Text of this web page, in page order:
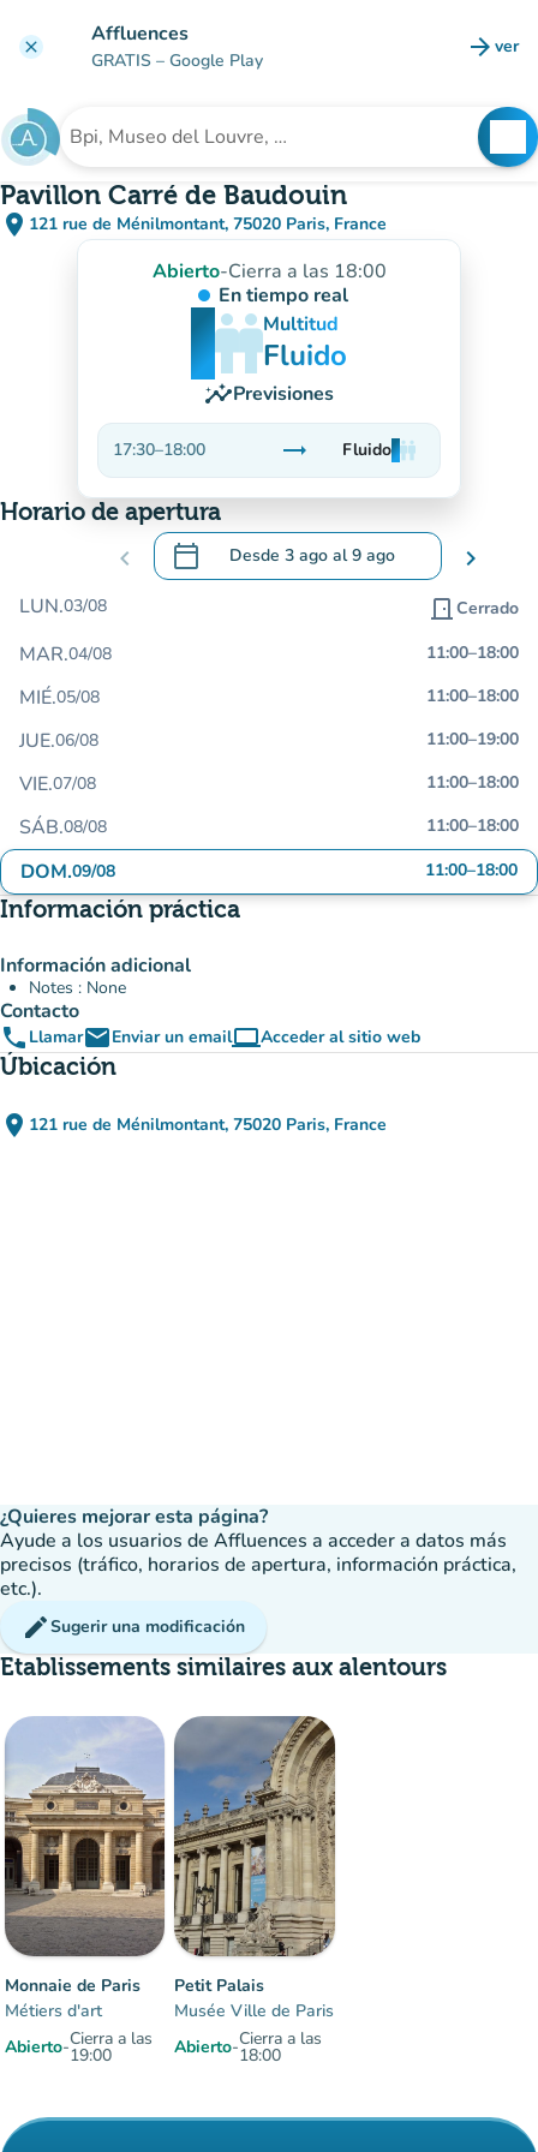
clear Affluences
GRATIS – Google Play arrow_forward ver
Buscar un establecimiento
Pavillon Carré de Baudouin
place 121 rue de Ménilmontant, 75020 Paris, France
(abrir en Google Maps)
(nueva pestaña)
Abierto-Cierra a las 18:00
En tiempo real
man
man
manMultitud
Fluido
insightsPrevisiones
17:30–18:00 trending_flat
Estable
Fluidoman
man
man
Horario de apertura
chevron_left calendar_today Desde 3 ago al9 ago
.Abra el calendario para cambiar las
chevron_right
LUN.03/08 door_front Cerrado
MAR.04/08 11:00–18:00
MIÉ.05/08 11:00–18:00
JUE.06/08 11:00–19:00
VIE.07/08 11:00–18:00
SÁB.08/08 11:00–18:00
DOM.09/08 11:00–18:00
Información práctica
Información adicional
Notes : None
Contacto
phone LlamaremailEnviar un emailcomputerAcceder al sitio web
(nueva pestaña)
Úbicación
place 121 rue de Ménilmontant, 75020 Paris, France
(abrir en Google Maps)
(nueva pestaña)
¿Quieres mejorar esta página?
Ayude a los usuarios de Affluences a acceder a datos más
precisos (tráfico, horarios de apertura, información práctica,
etc.).
editSugerir una modificación
Etablissements similaires aux alentours
Monnaie de Paris
Métiers d'art
Abierto-Cierra a las
19:00
Petit Palais
Musée Ville de Paris
Abierto-Cierra a las
18:00
Multitud